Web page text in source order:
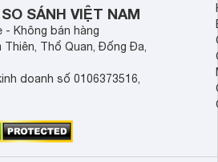
SÁNH VIỆT NAM
- Không bán hàng
Thiên, Thổ Quan, Đống Đa,
doanh số 0106373516,